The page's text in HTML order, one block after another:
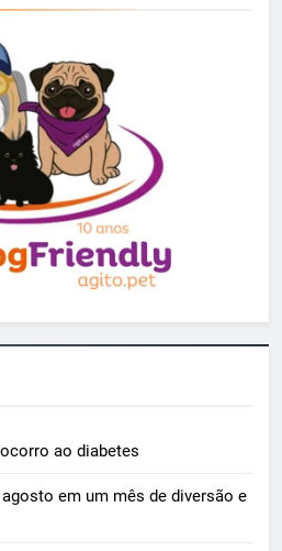
ao diabetes
em um mês de diversão e